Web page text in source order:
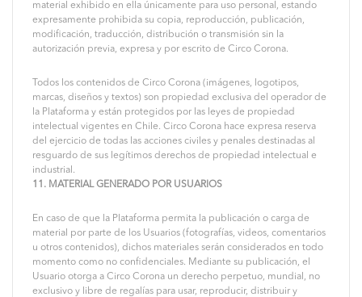
material exhibido en ella únicamente para uso personal, estando
expresamente prohibida su copia, reproducción, publicación,
modificación, traducción, distribución o transmisión sin la
autorización previa, expresa y por escrito de Circo Corona.
Todos los contenidos de Circo Corona (imágenes, logotipos,
marcas, diseños y textos) son propiedad exclusiva del operador de
la Plataforma y están protegidos por las leyes de propiedad
intelectual vigentes en Chile. Circo Corona hace expresa reserva
del ejercicio de todas las acciones civiles y penales destinadas al
resguardo de sus legítimos derechos de propiedad intelectual e
industrial.
11. MATERIAL GENERADO POR USUARIOS
En caso de que la Plataforma permita la publicación o carga de
material por parte de los Usuarios (fotografías, videos, comentarios
u otros contenidos), dichos materiales serán considerados en todo
momento como no confidenciales. Mediante su publicación, el
Usuario otorga a Circo Corona un derecho perpetuo, mundial, no
exclusivo y libre de regalías para usar, reproducir, distribuir y